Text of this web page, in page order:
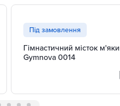
Під замовлення
Гімнастичний місток
Gymnova 0014